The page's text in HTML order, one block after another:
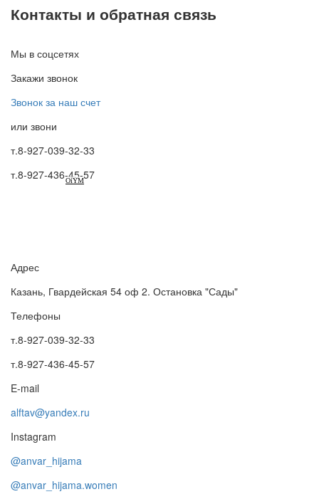
Контакты и обратная связь
Мы в соцсетях
Закажи звонок
Звонок за наш счет
или звони
т.8-927-039-32-33
т.8-927-436-45-57
OiYM
Адрес
Казань, Гвардейская 54 оф 2. Остановка "Сады"
Телефоны
т.8-927-039-32-33
т.8-927-436-45-57
E-mail
alftav@yandex.ru
Instagram
@anvar_hijama
@anvar_hijama.women